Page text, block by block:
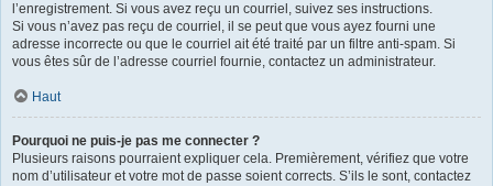
l’enregistrement. Si vous avez reçu un courriel, suivez ses instructions.
Si vous n’avez pas reçu de courriel, il se peut que vous ayez fourni une
adresse incorrecte ou que le courriel ait été traité par un filtre anti-spam. Si
vous êtes sûr de l’adresse courriel fournie, contactez un administrateur.
Haut
Pourquoi ne puis-je pas me connecter ?
Plusieurs raisons pourraient expliquer cela. Premièrement, vérifiez que votre
nom d’utilisateur et votre mot de passe soient corrects. S’ils le sont, contactez